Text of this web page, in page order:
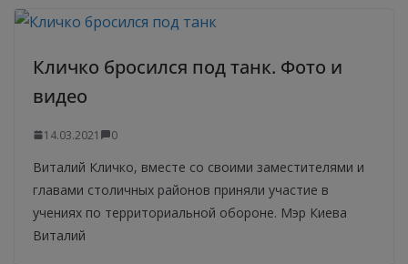
Кличко бросился под танк. Фото и
видео
14.03.2021 0
Виталий Кличко, вместе со своими заместителями и
главами столичных районов приняли участие в
учениях по территориальной обороне. Мэр Киева
Виталий